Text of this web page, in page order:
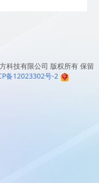
科技有限公司 版权所有 保留
备12023302号-2